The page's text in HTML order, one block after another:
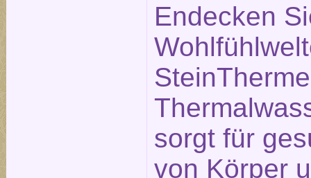
Endecken
sorgt für
von Körper